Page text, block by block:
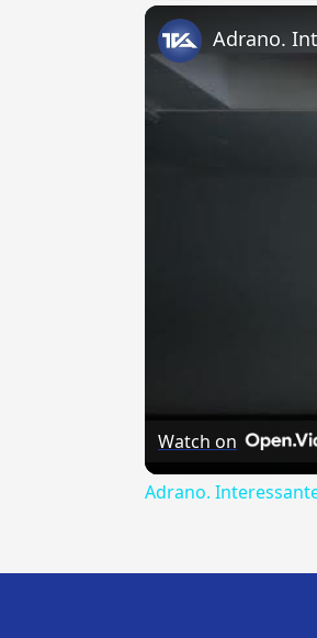
Watch on
Adrano.